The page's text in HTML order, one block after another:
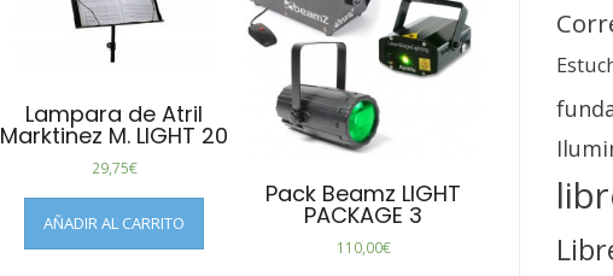
Lampara de Atril
Marktinez M. LIGHT 20
29,75€
AÑADIR AL CARRITO
Pack Beamz LIGHT
PACKAGE 3
110,00€